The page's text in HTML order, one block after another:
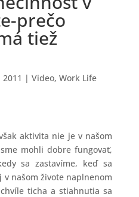
prečo
tiež
| Video, Work Life
aktivita nie je v našom
mohli dobre fungovať,
sa zastavíme, keď sa
našom živote naplnenom
ticha a stiahnutia sa